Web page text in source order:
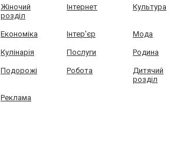
Жіночий
розділ
Інтернет Культура
Економіка Інтер'єр Мода
Кулінарія Послуги Родина
Подорожі Робота
Дитячий
розділ
Реклама